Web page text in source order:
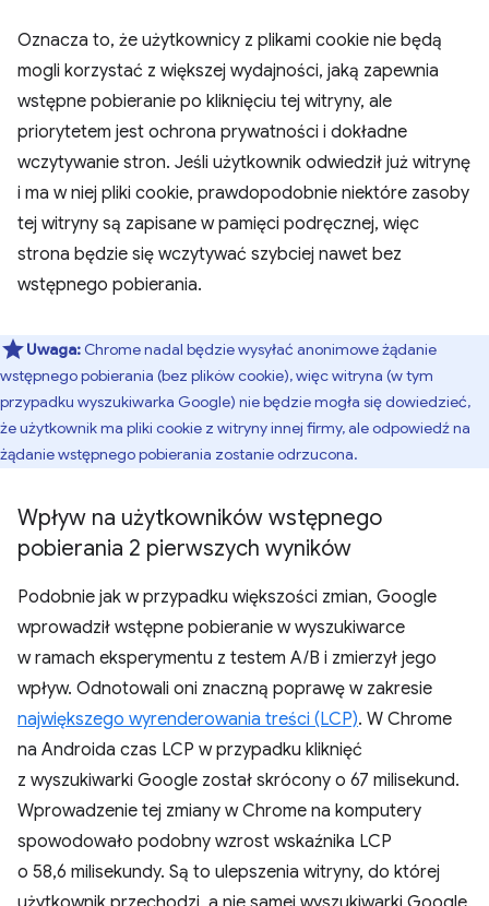
Oznacza to, że użytkownicy z plikami cookie nie będą
mogli korzystać z większej wydajności, jaką zapewnia
wstępne pobieranie po kliknięciu tej witryny, ale
priorytetem jest ochrona prywatności i dokładne
wczytywanie stron. Jeśli użytkownik odwiedził już witrynę
i ma w niej pliki cookie, prawdopodobnie niektóre zasoby
tej witryny są zapisane w pamięci podręcznej, więc
strona będzie się wczytywać szybciej nawet bez
wstępnego pobierania.
Uwaga: Chrome nadal będzie wysyłać anonimowe żądanie
wstępnego pobierania (bez plików cookie), więc witryna (w tym
przypadku wyszukiwarka Google) nie będzie mogła się dowiedzieć,
że użytkownik ma pliki cookie z witryny innej firmy, ale odpowiedź na
żądanie wstępnego pobierania zostanie odrzucona.
Wpływ na użytkowników wstępnego
pobierania 2 pierwszych wyników
Podobnie jak w przypadku większości zmian, Google
wprowadził wstępne pobieranie w wyszukiwarce
w ramach eksperymentu z testem A/B i zmierzył jego
wpływ. Odnotowali oni znaczną poprawę w zakresie
największego wyrenderowania treści (LCP). W Chrome
na Androida czas LCP w przypadku kliknięć
z wyszukiwarki Google został skrócony o 67 milisekund.
Wprowadzenie tej zmiany w Chrome na komputery
spowodowało podobny wzrost wskaźnika LCP
o 58,6 milisekundy. Są to ulepszenia witryny, do której